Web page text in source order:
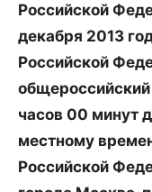
Российской
декабря 2013
Российской
часов 00 минут
местному
Российской